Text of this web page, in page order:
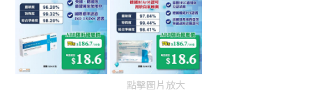
點擊圖片放大